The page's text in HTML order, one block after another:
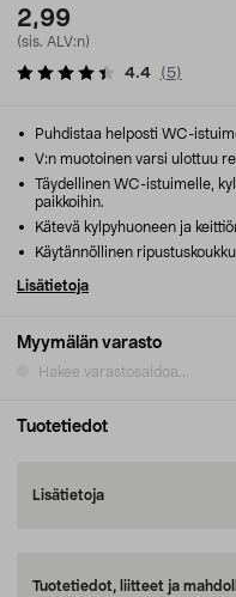
2,99
(sis. ALV:n)
4.4 ( 5)
Myymälän varasto
Hakee varastosaldoa...
Puhdistaa helposti WC-
V:n muotoinen varsi ulottuu
Täydellinen WC-istuimelle,
paikkoihin.
Kätevä kylpyhuoneen ja
Käytännöllinen
Lisätietoja
Tuotetiedot
Lisätietoja
Tuotetiedot, liitteet ja